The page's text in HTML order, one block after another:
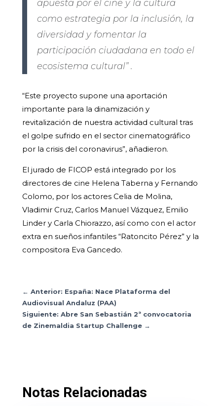
apuesta por el cine y la cultura
como estrategia por la inclusión, la
diversidad y fomentar la
participación ciudadana en todo el
ecosistema cultural” .
“Este proyecto supone una aportación
importante para la dinamización y
revitalización de nuestra actividad cultural tras
el golpe sufrido en el sector cinematográfico
por la crisis del coronavirus”, añadieron.
El jurado de FICOP está integrado por los
directores de cine Helena Taberna y Fernando
Colomo, por los actores Celia de Molina,
Vladimir Cruz, Carlos Manuel Vázquez, Emilio
Linder y Carla Chiorazzo, así como con el actor
extra en sueños infantiles “Ratoncito Pérez” y la
compositora Eva Gancedo.
← Anterior: España: Nace Plataforma del
Audiovisual Andaluz (PAA)
Siguiente: Abre San Sebastián 2ª convocatoria
de Zinemaldia Startup Challenge→
Notas Relacionadas